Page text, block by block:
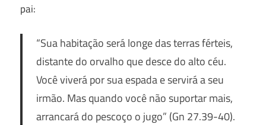
pai:
“Sua habitação será longe das terras férteis,
distante do orvalho que desce do alto céu.
Você viverá por sua espada e servirá a seu
irmão. Mas quando você não suportar mais,
arrancará do pescoço o jugo” (Gn 27.39-40).